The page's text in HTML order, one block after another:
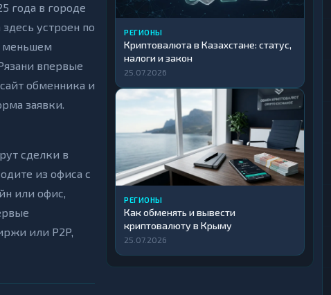
года в городе
устроен по
меньшем
впервые
обменника и
заявки.
сделки в
из офиса с
или офис,
или P2P,
РЕГИОНЫ
Криптовалюта в Казахстане: статус,
налоги и закон
25.07.2026
РЕГИОНЫ
Как обменять и вывести
криптовалюту в Крыму
25.07.2026